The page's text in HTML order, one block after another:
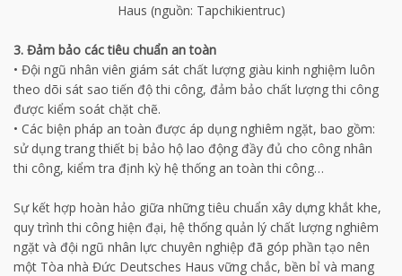
Haus (nguồn: Tapchikientruc)
3. Đảm bảo các tiêu chuẩn an toàn
• Đội ngũ nhân viên giám sát chất lượng giàu kinh nghiệm luôn
theo dõi sát sao tiến độ thi công, đảm bảo chất lượng thi công
được kiểm soát chặt chẽ.
• Các biện pháp an toàn được áp dụng nghiêm ngặt, bao gồm:
sử dụng trang thiết bị bảo hộ lao động đầy đủ cho công nhân
thi công, kiểm tra định kỳ hệ thống an toàn thi công…
Sự kết hợp hoàn hảo giữa những tiêu chuẩn xây dựng khắt khe,
quy trình thi công hiện đại, hệ thống quản lý chất lượng nghiêm
ngặt và đội ngũ nhân lực chuyên nghiệp đã góp phần tạo nên
một Tòa nhà Đức Deutsches Haus vững chắc, bền bỉ và mang